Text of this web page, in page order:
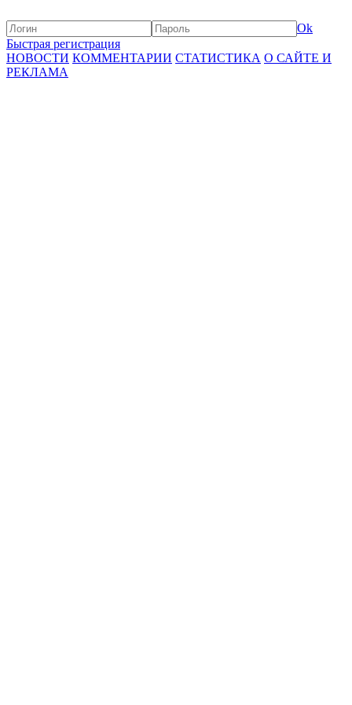
Ok
Быстрая регистрация
НОВОСТИ КОММЕНТАРИИ СТАТИСТИКА О САЙТЕ И
РЕКЛАМА